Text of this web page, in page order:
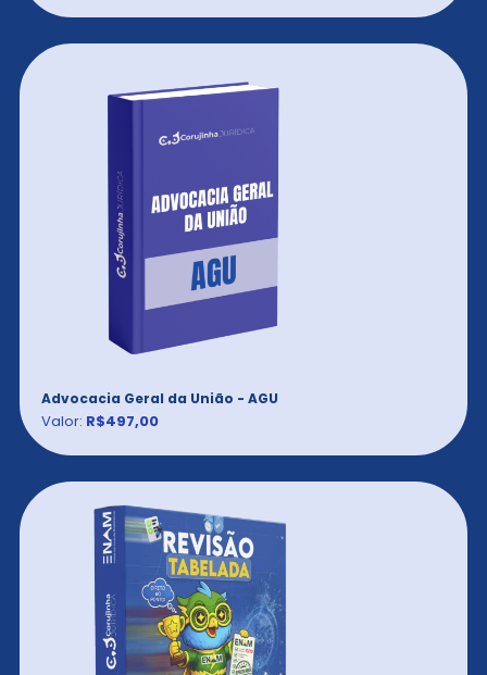
Advocacia Geral da União - AGU
Valor: R$497,00